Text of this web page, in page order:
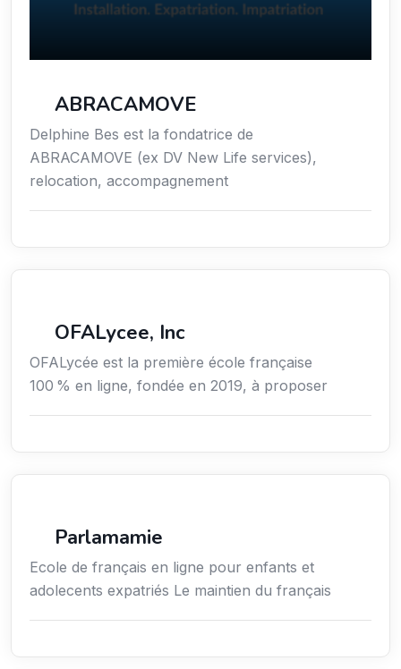
ABRACAMOVE
Delphine Bes est la fondatrice de
ABRACAMOVE (ex DV New Life services),
relocation, accompagnement
OFALycee, Inc
OFALycée est la première école française
100 % en ligne, fondée en 2019, à proposer
Parlamamie
Ecole de français en ligne pour enfants et
adolecents expatriés Le maintien du français